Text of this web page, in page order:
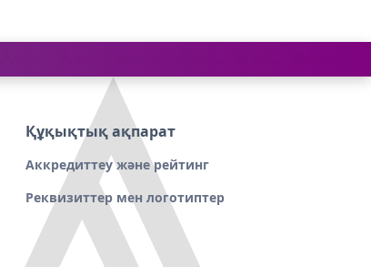
Құқықтық ақпарат
Аккредиттеу және рейтинг
Реквизиттер мен логотиптер